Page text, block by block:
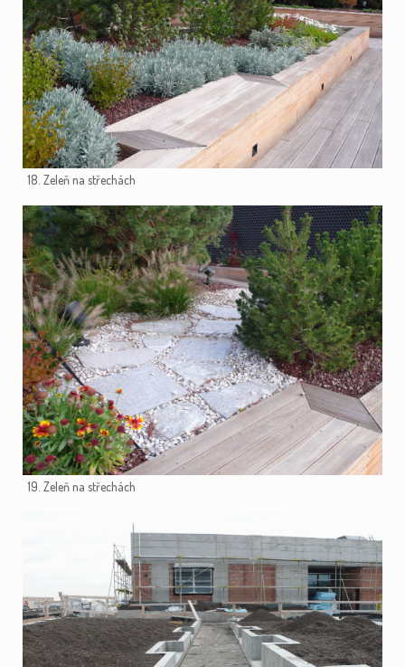
18. Zeleň na střechách
19. Zeleň na střechách